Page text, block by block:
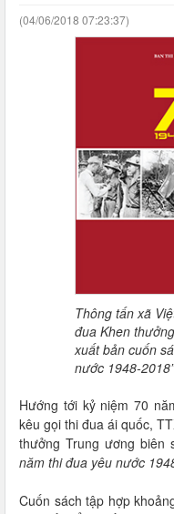
(04/06/2018 07:23:37)
Thông tấn xã
đua Khen
xuất bản cuốn
nước 1948-2018”
Hướng tới kỷ niệm 70
kêu gọi thi đua ái quốc,
thưởng Trung ương biên
năm thi đua yêu nước
Cuốn sách tập hợp